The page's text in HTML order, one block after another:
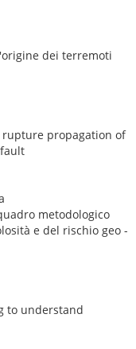
dei terremoti
propagation of
metodologico
e del rischio geo -
to understand